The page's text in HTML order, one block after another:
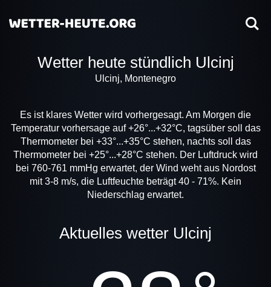
Wetter heute stündlich Ulcinj
Ulcinj, Montenegro
Es ist klares Wetter wird vorhergesagt. Am Morgen die
Temperatur vorhersage auf +26°...+32°C, tagsüber soll das
Thermometer bei +33°...+35°C stehen, nachts soll das
Thermometer bei +25°...+28°C stehen. Der Luftdruck wird
bei 760-761 mmHg erwartet, der Wind weht aus Nordost
mit 3-8 m/s, die Luftfeuchte beträgt 40 - 71%. Kein
Niederschlag erwartet.
Aktuelles wetter Ulcinj